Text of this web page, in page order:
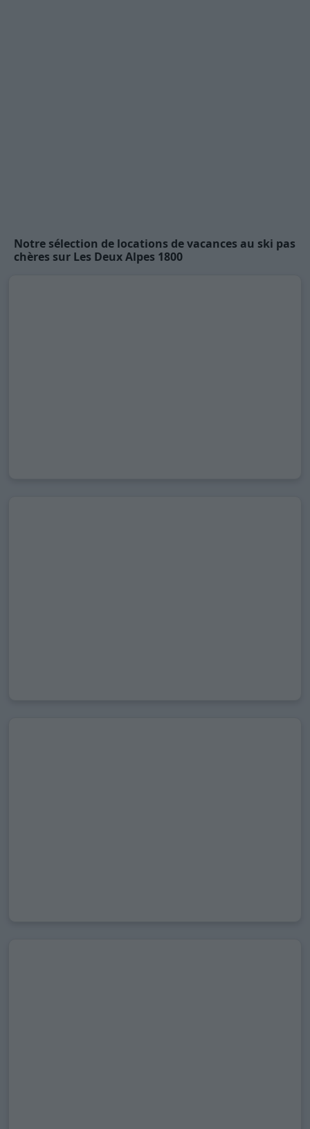
Notre sélection de locations de vacances au ski pas
chères sur Les Deux Alpes 1800